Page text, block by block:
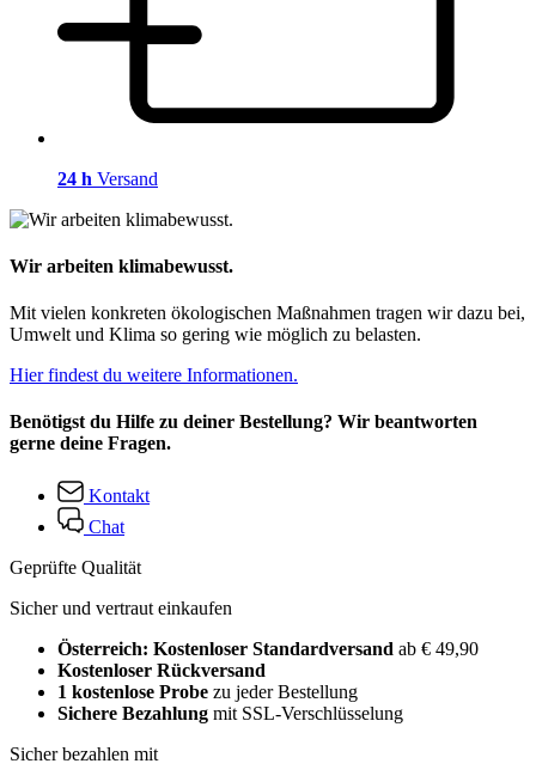
24 h Versand
Wir arbeiten klimabewusst.
Mit vielen konkreten ökologischen Maßnahmen tragen wir dazu bei,
Umwelt und Klima so gering wie möglich zu belasten.
Hier findest du weitere Informationen.
Benötigst du Hilfe zu deiner Bestellung? Wir beantworten
gerne deine Fragen.
Kontakt
Chat
Geprüfte Qualität
Sicher und vertraut einkaufen
Österreich: Kostenloser Standardversand ab € 49,90
Kostenloser Rückversand
1 kostenlose Probe zu jeder Bestellung
Sichere Bezahlung mit SSL-Verschlüsselung
Sicher bezahlen mit